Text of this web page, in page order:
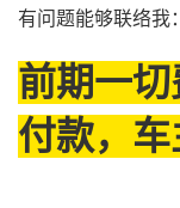
有问题能够联络我
前期一
付款，